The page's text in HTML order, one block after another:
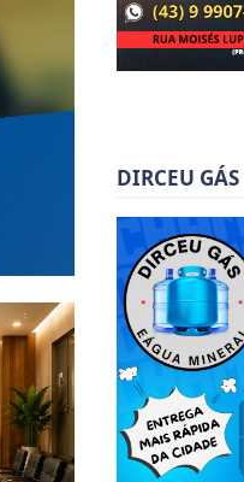
DIRCEU GÁS